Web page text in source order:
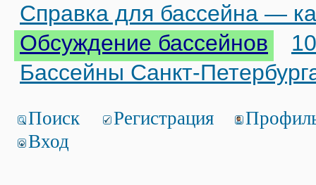
Справка для бассейна —
Обсуждение бассейнов
Бассейны Санкт-
Поиск Регистрация
Вход